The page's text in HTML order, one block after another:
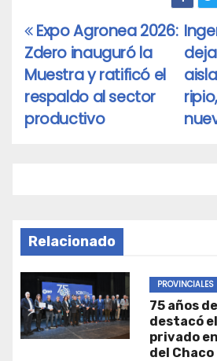
Navegación
de
entradas
Expo Agronea 2026:
Zdero inauguró la
Muestra y ratificó el
respaldo al sector
productivo
Relacionado
PROVINCIALES
75 años
destacó
privado
del Chaco